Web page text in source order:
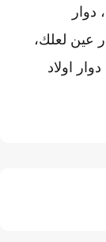
دوار
عين لعلك،
اولاد